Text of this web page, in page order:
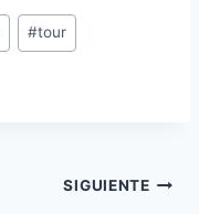
#tour
SIGUIENTE